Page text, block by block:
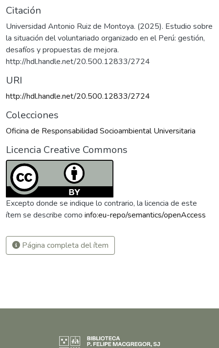
Citación
Universidad Antonio Ruiz de Montoya. (2025). Estudio sobre
la situación del voluntariado organizado en el Perú: gestión,
desafíos y propuestas de mejora.
http://hdl.handle.net/20.500.12833/2724
URI
http://hdl.handle.net/20.500.12833/2724
Colecciones
Oficina de Responsabilidad Socioambiental Universitaria
Licencia Creative Commons
Excepto donde se indique lo contrario, la licencia de este
ítem se describe como info:eu-repo/semantics/openAccess
Página completa del ítem